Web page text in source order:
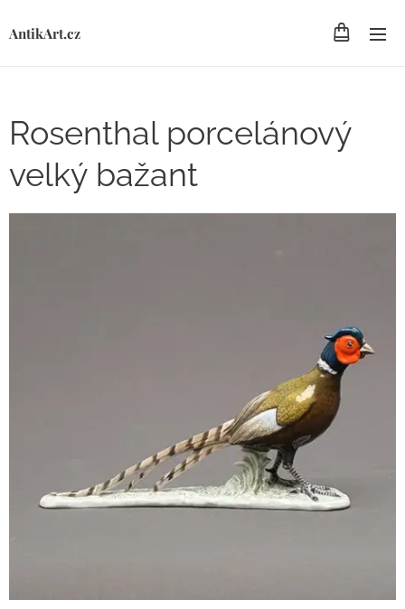
AntikArt.cz
Rosenthal porcelánový
velký bažant
Rosenthal porcelánový velký bažant